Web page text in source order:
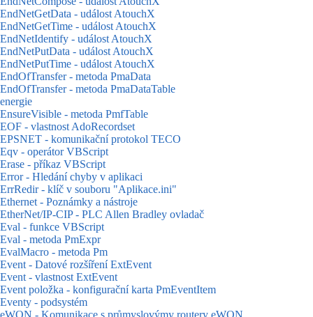
EndNetGetData - událost AtouchX
EndNetGetTime - událost AtouchX
EndNetIdentify - událost AtouchX
EndNetPutData - událost AtouchX
EndNetPutTime - událost AtouchX
EndOfTransfer - metoda PmaData
EndOfTransfer - metoda PmaDataTable
energie
EnsureVisible - metoda PmfTable
EOF - vlastnost AdoRecordset
EPSNET - komunikační protokol TECO
Eqv - operátor VBScript
Erase - příkaz VBScript
Error - Hledání chyby v aplikaci
ErrRedir - klíč v souboru "Aplikace.ini"
Ethernet - Poznámky a nástroje
EtherNet/IP-CIP - PLC Allen Bradley ovladač
Eval - funkce VBScript
Eval - metoda PmExpr
EvalMacro - metoda Pm
Event - Datové rozšíření ExtEvent
Event - vlastnost ExtEvent
Event položka - konfigurační karta PmEventItem
Eventy - podsystém
eWON - Komunikace s průmyslovýmy routery eWON